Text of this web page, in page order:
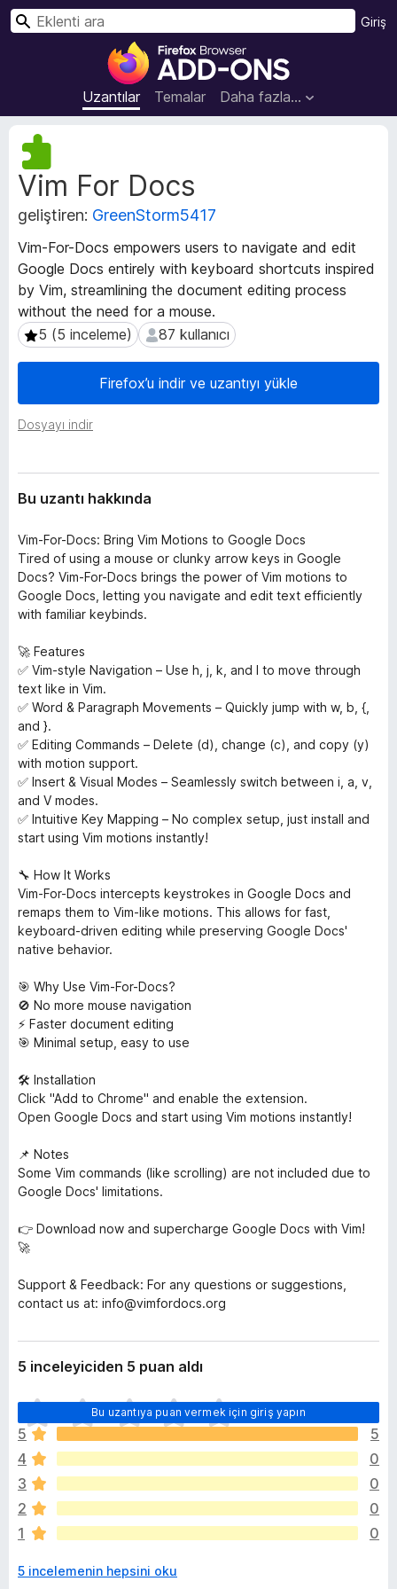
F
r
e
r
o
w
s
e
r
E
l
i
r
i
Uzantılar Temalar Daha fazla…
Giriş
A
Vim For Docs
geliştiren: GreenStorm5417
Vim-For-Docs empowers users to navigate and edit
Google Docs entirely with keyboard shortcuts inspired
by Vim, streamlining the document editing process
without the need for a mouse.
5 (5 inceleme)
5 (5 inceleme) 87 kullanıcı
87 kullanıcı
Firefox’u indir ve uzantıyı yükle
Dosyayı indir
U
z
a
n
t
m
e
t
a
v
e
r
l
e
Bu uzantı hakkında
Vim-For-Docs: Bring Vim Motions to Google Docs
Tired of using a mouse or clunky arrow keys in Google
Docs? Vim-For-Docs brings the power of Vim motions to
Google Docs, letting you navigate and edit text efficiently
with familiar keybinds.
🚀 Features
✅ Vim-style Navigation – Use h, j, k, and l to move through
text like in Vim.
✅ Word & Paragraph Movements – Quickly jump with w, b, {,
and }.
✅ Editing Commands – Delete (d), change (c), and copy (y)
with motion support.
✅ Insert & Visual Modes – Seamlessly switch between i, a, v,
and V modes.
✅ Intuitive Key Mapping – No complex setup, just install and
start using Vim motions instantly!
🔧 How It Works
Vim-For-Docs intercepts keystrokes in Google Docs and
remaps them to Vim-like motions. This allows for fast,
keyboard-driven editing while preserving Google Docs'
native behavior.
🎯 Why Use Vim-For-Docs?
🚫 No more mouse navigation
⚡ Faster document editing
🎯 Minimal setup, easy to use
🛠 Installation
Click "Add to Chrome" and enable the extension.
Open Google Docs and start using Vim motions instantly!
📌 Notes
Some Vim commands (like scrolling) are not included due to
Google Docs' limitations.
👉 Download now and supercharge Google Docs with Vim!
🚀
Support & Feedback: For any questions or suggestions,
contact us at: info@vimfordocs.org
5 inceleyiciden 5 puan aldı
Bu uzantıya puan vermek için giriş yapın
H
e
n
ü
z
h
i
ç
u
5
5
4
0
3
0
2
0
1
0
5 incelemenin hepsini oku